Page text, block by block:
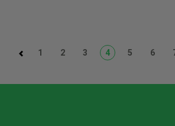
1 2 3 4 5 6